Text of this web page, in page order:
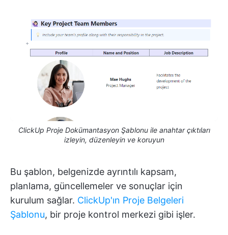
ClickUp Proje Dokümantasyon Şablonu ile anahtar çıktıları
izleyin, düzenleyin ve koruyun
Bu şablon, belgenizde ayrıntılı kapsam,
planlama, güncellemeler ve sonuçlar için
kurulum sağlar. ClickUp'ın Proje Belgeleri
Şablonu, bir proje kontrol merkezi gibi işler.